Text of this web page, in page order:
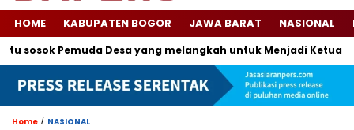
HOME KABUPATEN BOGOR JAWA BARAT NASIONAL
Pemuda Desa yang melangkah untuk Menjadi Ketua
Home / NASIONAL